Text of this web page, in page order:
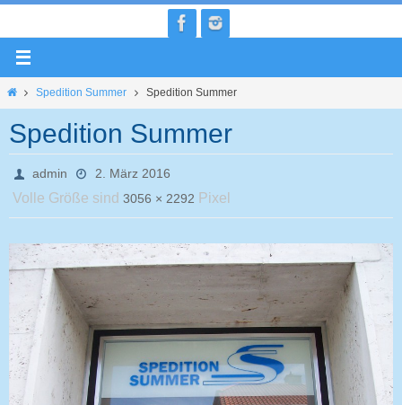
Inhalt
springen
HomeSpedition Summer Spedition Summer
Spedition Summer
admin 2. März 2016
Volle Größe sind 3056 × 2292 Pixel